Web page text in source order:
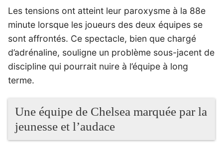
Les tensions ont atteint leur paroxysme à la 88e
minute lorsque les joueurs des deux équipes se
sont affrontés. Ce spectacle, bien que chargé
d’adrénaline, souligne un problème sous-jacent de
discipline qui pourrait nuire à l’équipe à long
terme.
Une équipe de Chelsea marquée par la
jeunesse et l’audace